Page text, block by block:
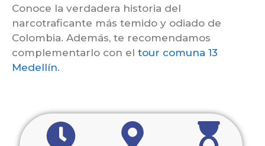
Conoce la verdadera historia del
narcotraficante más temido y odiado de
Colombia. Además, te recomendamos
complementarlo con el tour comuna 13
Medellín.